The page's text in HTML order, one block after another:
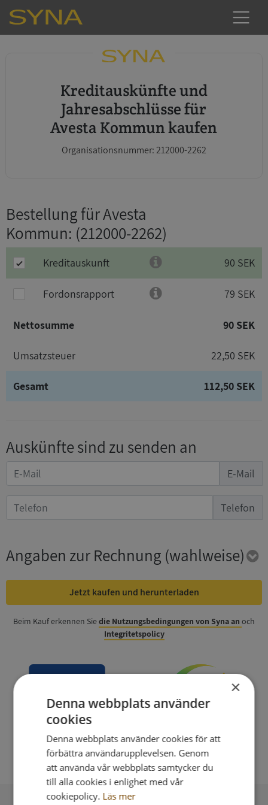
Kreditauskünfte und
Jahresabschlüsse für
Avesta Kommun kaufen
Organisationsnummer: 212000-2262
Bestellung für Avesta
Kommun: (212000-2262)
Kreditauskunft 90 SEK
Fordonsrapport 79 SEK
Nettosumme 90 SEK
Umsatzsteuer 22,50 SEK
Gesamt 112,50 SEK
Auskünfte sind zu senden an
E-Mail
Telefon
Angaben zur Rechnung (wahlweise)
Jetzt kaufen und herunterladen
Beim Kauf erkennen Siedie Nutzungsbedingungen von Syna an och
Integritetspolicy
×
Denna webbplats använder
cookies
Denna webbplats använder cookies för att
förbättra användarupplevelsen. Genom
att använda vår webbplats samtycker du
till alla cookies i enlighet med vår
cookiepolicy. Läs mer